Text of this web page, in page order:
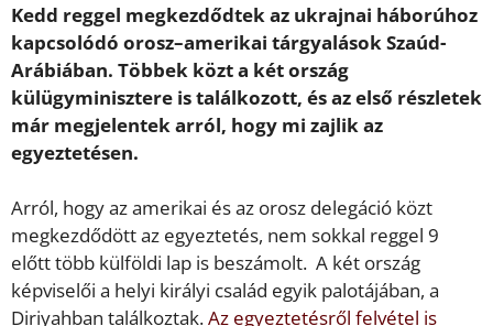
Kedd reggel megkezdődtek az ukrajnai háborúhoz
kapcsolódó orosz–amerikai tárgyalások Szaúd-
Arábiában. Többek közt a két ország
külügyminisztere is találkozott, és az első részletek
már megjelentek arról, hogy mi zajlik az
egyeztetésen.
Arról, hogy az amerikai és az orosz delegáció közt
megkezdődött az egyeztetés, nem sokkal reggel 9
előtt több külföldi lap is beszámolt. A két ország
képviselői a helyi királyi család egyik palotájában, a
Diriyahban találkoztak.Az egyeztetésről felvétel is